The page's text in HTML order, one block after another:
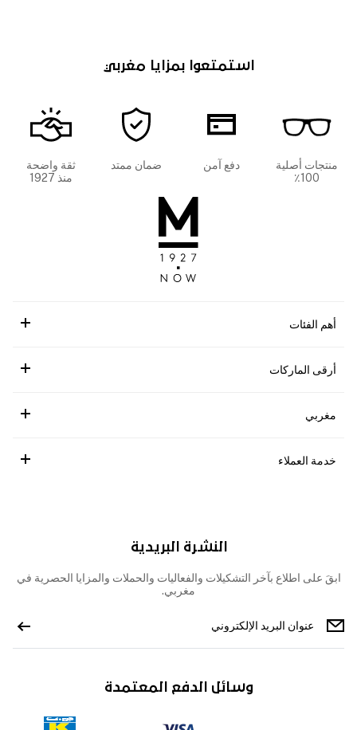
استمتعوا بمزايا مغربي
منتجات أصلية
100٪
دفع آمن ضمان ممتد
ثقة واضحة
منذ 1927
أهم الفئات
أرقى الماركات
مغربي
خدمة العملاء
النشرة البريدية
ابقَ على اطلاع بآخر التشكيلات والفعاليات والحملات والمزايا الحصرية في
مغربي.
وسائل الدفع المعتمدة